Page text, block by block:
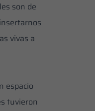
son de
vivas a
espacio
tuvieron